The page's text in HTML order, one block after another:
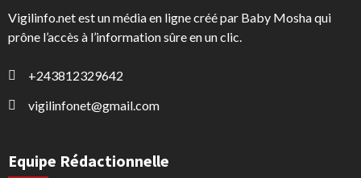
Vigilinfo.net est un média en ligne créé par Baby Mosha qui
prône l’accès à l’information sûre en un clic.
+243812329642
vigilinfonet@gmail.com
Equipe Rédactionnelle